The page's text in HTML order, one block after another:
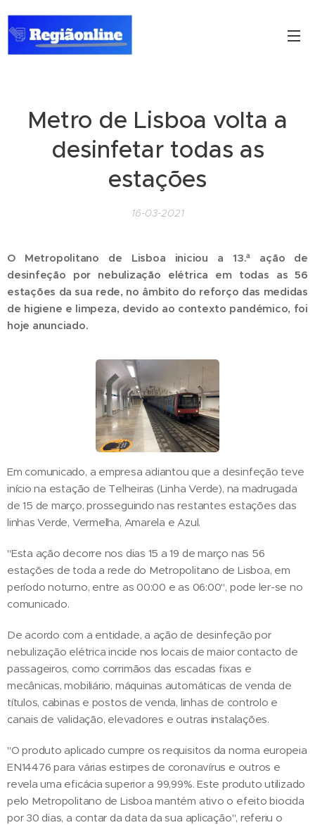
Metro de Lisboa volta a
desinfetar todas as
estações
16-03-2021
O Metropolitano de Lisboa iniciou a 13.ª ação de
desinfeção por nebulização elétrica em todas as 56
estações da sua rede, no âmbito do reforço das medidas
de higiene e limpeza, devido ao contexto pandémico, foi
hoje anunciado.
Em comunicado, a empresa adiantou que a desinfeção teve
início na estação de Telheiras (Linha Verde), na madrugada
de 15 de março, prosseguindo nas restantes estações das
linhas Verde, Vermelha, Amarela e Azul.
"Esta ação decorre nos dias 15 a 19 de março nas 56
estações de toda a rede do Metropolitano de Lisboa, em
período noturno, entre as 00:00 e as 06:00", pode ler-se no
comunicado.
De acordo com a entidade, a ação de desinfeção por
nebulização elétrica incide nos locais de maior contacto de
passageiros, como corrimãos das escadas fixas e
mecânicas, mobiliário, máquinas automáticas de venda de
títulos, cabinas e postos de venda, linhas de controlo e
canais de validação, elevadores e outras instalações.
"O produto aplicado cumpre os requisitos da norma europeia
EN14476 para várias estirpes de coronavírus e outros e
revela uma eficácia superior a 99,99%. Este produto utilizado
pelo Metropolitano de Lisboa mantém ativo o efeito biocida
por 30 dias, a contar da data da sua aplicação", referiu o